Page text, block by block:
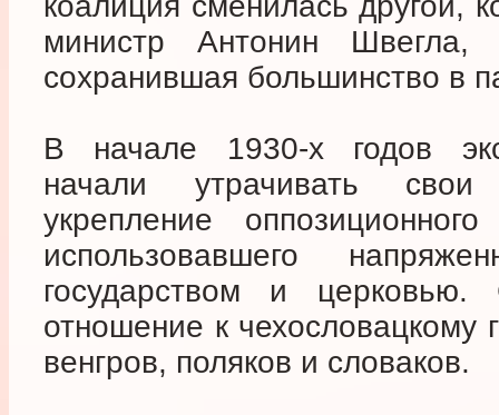
министр Антонин Швегла,
сохранившая большинство в
В начале 1930-х годов
начали утрачивать
укрепление
использовавшего
государством и церковью.
отношение к чехословацкому
венгров, поляков и словаков.